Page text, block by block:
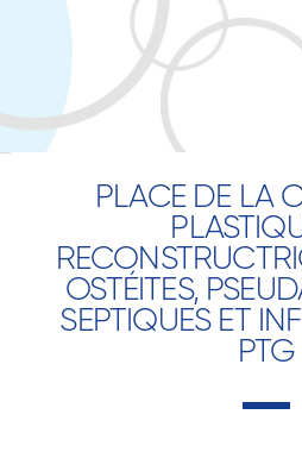
PLACE DE LA
OSTÉITES,
SEPTIQUES ET
PTG